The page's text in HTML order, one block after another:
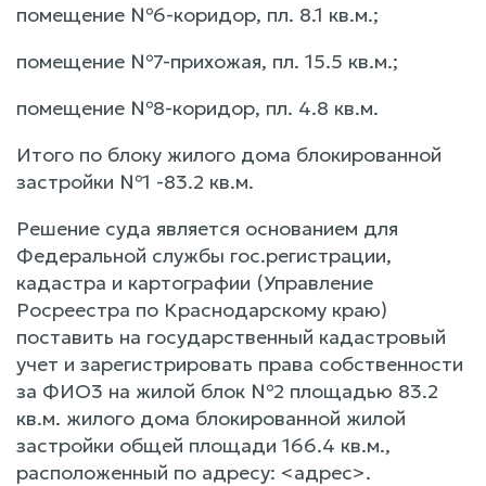
помещение №6-коридор, пл. 8.1 кв.м.;
помещение №7-прихожая, пл. 15.5 кв.м.;
помещение №8-коридор, пл. 4.8 кв.м.
Итого по блоку жилого дома блокированной
застройки №1 -83.2 кв.м.
Решение суда является основанием для
Федеральной службы гос.регистрации,
кадастра и картографии (Управление
Росреестра по Краснодарскому краю)
поставить на государственный кадастровый
учет и зарегистрировать права собственности
за ФИО3 на жилой блок №2 площадью 83.2
кв.м. жилого дома блокированной жилой
застройки общей площади 166.4 кв.м.,
расположенный по адресу: <адрес>.